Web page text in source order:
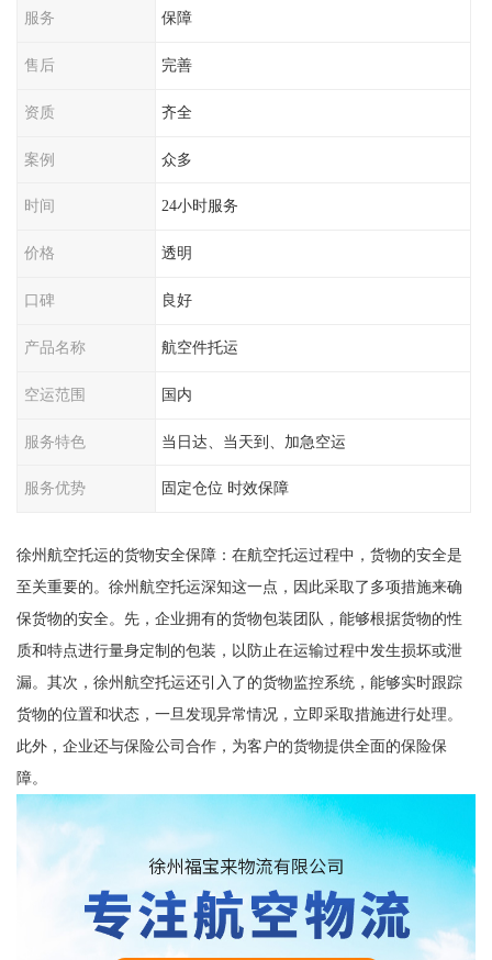
服务 保障
售后 完善
资质 齐全
案例 众多
时间 24小时服务
价格 透明
口碑 良好
产品名称 航空件托运
空运范围 国内
服务特色 当日达、当天到、加急空运
服务优势 固定仓位 时效保障
徐州航空托运的货物安全保障：在航空托运过程中，货物的安全是
至关重要的。徐州航空托运深知这一点，因此采取了多项措施来确
保货物的安全。先，企业拥有的货物包装团队，能够根据货物的性
质和特点进行量身定制的包装，以防止在运输过程中发生损坏或泄
漏。其次，徐州航空托运还引入了的货物监控系统，能够实时跟踪
货物的位置和状态，一旦发现异常情况，立即采取措施进行处理。
此外，企业还与保险公司合作，为客户的货物提供全面的保险保
障。